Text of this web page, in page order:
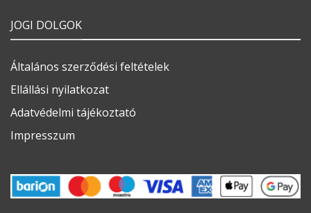
JOGI DOLGOK
Általános szerződési feltételek
Ellállási nyilatkozat
Adatvédelmi tájékoztató
Impresszum